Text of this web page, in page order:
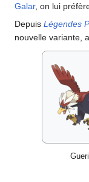
Galar, on lui
Depuis Légendes
nouvelle variante,